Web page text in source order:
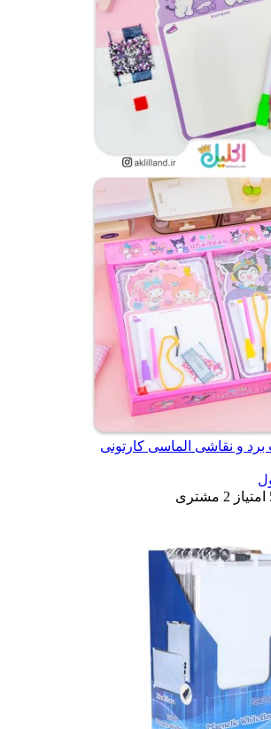
و نقاشی الماسی کارتونی
2 مشتری